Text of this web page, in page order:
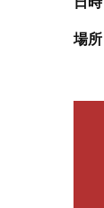
場